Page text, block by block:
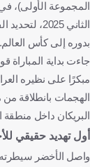
الثاني
بدوره إلى كأس العالم.
جاءت بداية
مبكرًا على نظيره
الهجمات بانطلاقة
البريكان داخل منطقة
أول تهديد حقيقي